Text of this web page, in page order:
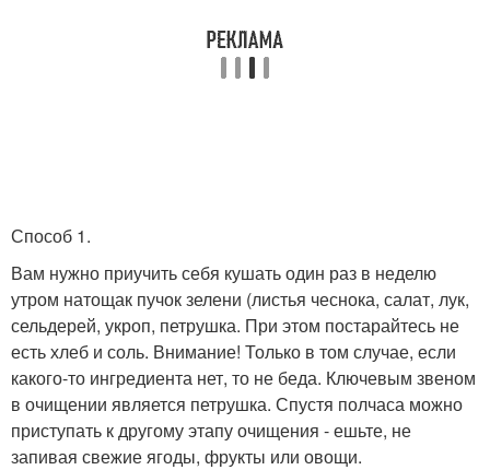
Способ 1.
Вам нужно приучить себя кушать один раз в неделю
утром натощак пучок зелени (листья чеснока, салат, лук,
сельдерей, укроп, петрушка. При этом постарайтесь не
есть хлеб и соль. Внимание! Только в том случае, если
какого-то ингредиента нет, то не беда. Ключевым звеном
в очищении является петрушка. Спустя полчаса можно
приступать к другому этапу очищения - ешьте, не
запивая свежие ягоды, фрукты или овощи.